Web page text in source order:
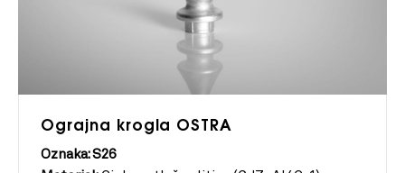
Ograjna krogla OSTRA
Oznaka: S26